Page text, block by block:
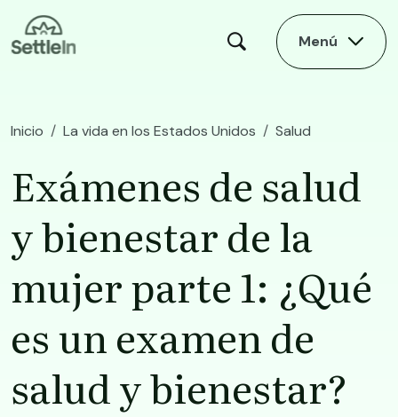
Skip to main content
Menú
Inicio La vida en los Estados Unidos
Salud
​​Exámenes de salud
y bienestar de la
mujer ​parte 1: ¿Qué
es un examen de
salud y bienestar?​